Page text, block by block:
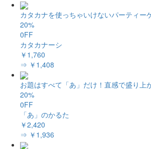
カタカナを使っちゃいけないパーティー
20%
0FF
カタカナーシ
￥1,760
⇒ ￥1,408
お題はすべて「あ」だけ！直感で盛り上
20%
0FF
「あ」のかるた
￥2,420
⇒ ￥1,936